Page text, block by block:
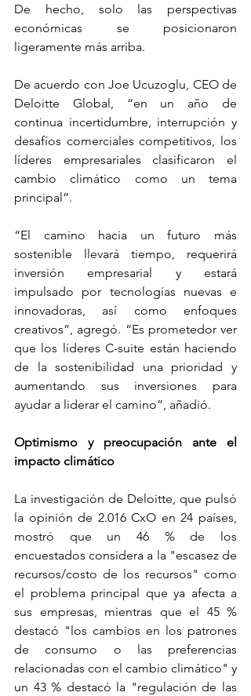
De hecho, solo las perspectivas
económicas se posicionaron
ligeramente más arriba.
De acuerdo con Joe Ucuzoglu, CEO de
Deloitte Global, “en un año de
continua incertidumbre, interrupción y
desafíos comerciales competitivos, los
líderes empresariales clasificaron el
cambio climático como un tema
principal”.
“El camino hacia un futuro más
sostenible llevará tiempo, requerirá
inversión empresarial y estará
impulsado por tecnologías nuevas e
innovadoras, así como enfoques
creativos”, agregó. “Es prometedor ver
que los líderes C-suite están haciendo
de la sostenibilidad una prioridad y
aumentando sus inversiones para
ayudar a liderar el camino”, añadió.
Optimismo y preocupación ante el
impacto climático
La investigación de Deloitte, que pulsó
la opinión de 2.016 CxO en 24 países,
mostró que un 46 % de los
encuestados considera a la "escasez de
recursos/costo de los recursos" como
el problema principal que ya afecta a
sus empresas, mientras que el 45 %
destacó "los cambios en los patrones
de consumo o las preferencias
relacionadas con el cambio climático" y
un 43 % destacó la "regulación de las